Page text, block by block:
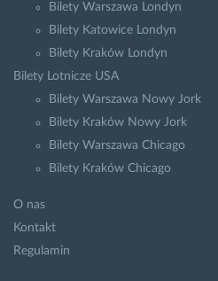
Bilety Warszawa Londyn
Bilety Katowice Londyn
Bilety Kraków Londyn
Bilety Lotnicze USA
Bilety Warszawa Nowy Jork
Bilety Kraków Nowy Jork
Bilety Warszawa Chicago
Bilety Kraków Chicago
O nas
Kontakt
Regulamin